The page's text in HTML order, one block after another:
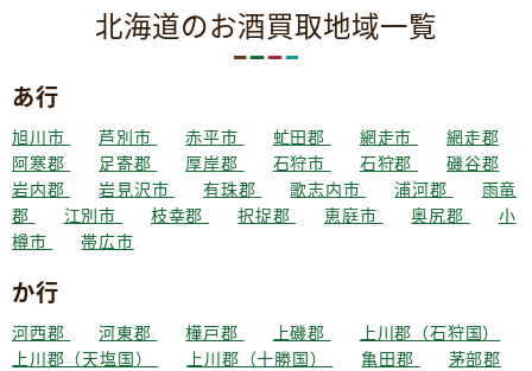
北海道のお酒買取地域一覧
あ行
旭川市 芦別市 赤平市 虻田郡 網走市
網走郡
阿寒郡
足寄郡 厚岸郡 石狩市 石狩郡
磯谷郡
岩内郡
岩見沢市 有珠郡 歌志内市 浦河郡
雨竜
郡
江別市 枝幸郡 択捉郡 恵庭市 奥尻郡
小
樽市
帯広市
か行
河西郡 河東郡 樺戸郡 上磯郡
上川郡（石狩国）
上川郡（天塩国）
上川郡（十勝国） 亀田郡
茅部郡